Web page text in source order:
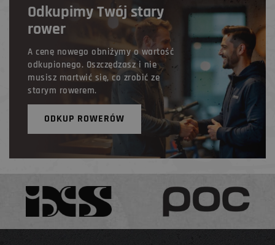
Odkupimy Twój stary
rower
A cenę nowego obniżymy o wartość
odkupionego. Oszczędzasz i nie
musisz martwić się, co zrobić ze
starym rowerem.
ODKUP ROWERÓW